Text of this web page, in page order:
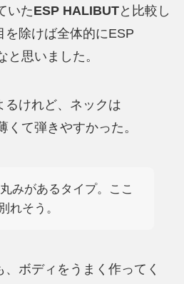
いたESP HALIBUTと比較し
を除けば全体的にESP
と思いました。
るけれど、ネックは
くて弾きやすかった。
みがあるタイプ。ここ
れそう。
ボディをうまく作ってく